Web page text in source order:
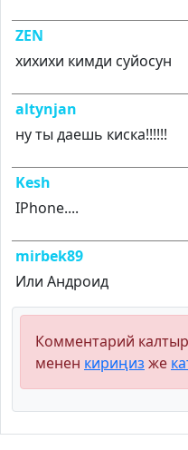
ZEN
хихихи кимди суйосун
altynjan
ну ты даешь киска!!!!!!
Kesh
IPhone....
mirbek89
Или Андроид
Комментарий
менен кириңиз же